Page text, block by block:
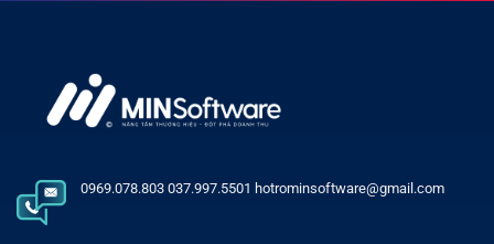
0969.078.803 037.997.5501 hotrominsoftware@gmail.com